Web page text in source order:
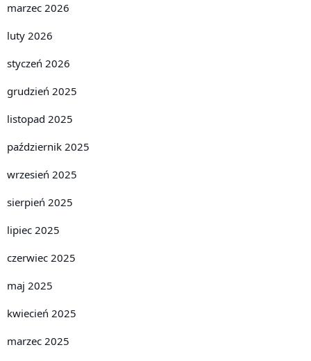
marzec 2026
luty 2026
styczeń 2026
grudzień 2025
listopad 2025
październik 2025
wrzesień 2025
sierpień 2025
lipiec 2025
czerwiec 2025
maj 2025
kwiecień 2025
marzec 2025